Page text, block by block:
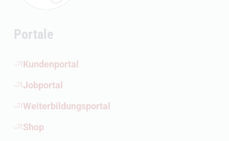
Portale
Kundenportal
(Öffnet externen Link)
Jobportal
(Öffnet externen Link)
Weiterbildungsportal
(Öffnet externen Link)
Shop
(Öffnet externen Link)